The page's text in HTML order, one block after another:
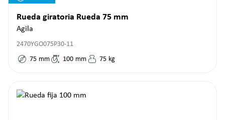
Rueda giratoria Rueda 75 mm
Agila
2470YGO075P30-11
75 mm 100 mm 75 kg